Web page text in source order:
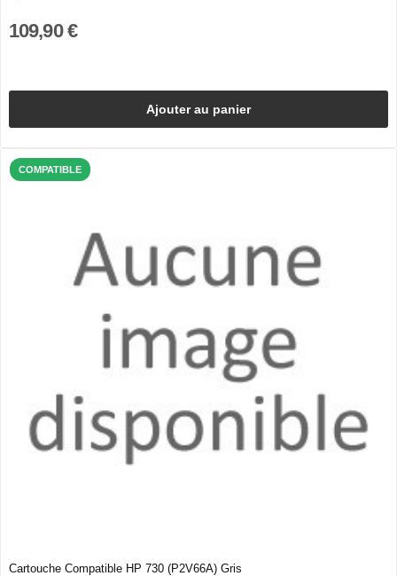
109,90 €
Ajouter au panier
COMPATIBLE
Cartouche Compatible HP 730 (P2V66A) Gris